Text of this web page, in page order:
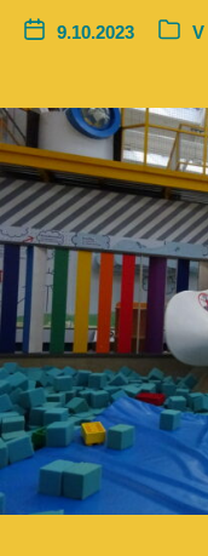
9.10.2023 V